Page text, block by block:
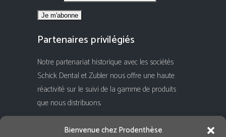
Bienvenue chez Prodenthèse
Partenaires privilégiés
Notre partenariat historique avec les sociétés
Schick Dental et Zubler nous offre une haute
réactivité sur le suivi de la gamme de produits
que nous distribuons.
Rejoignez-nous !